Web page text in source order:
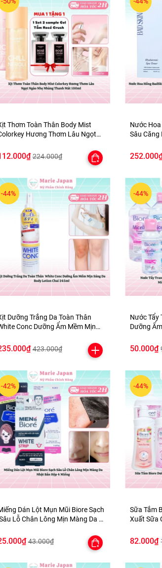
Thơm Toàn Thân Body Mist
Hương Thơm Lâu Ngọt
224.000₫
Nước
Sâu Căng
500ml
-44%
Dưỡng Trắng Da Toàn Thân
Conc Dưỡng Ẩm Mềm Mịn
423.000₫
-44%
Nước Tẩy
Dưỡng
50.000₫
-42%
Dán Lột Mụn Mũi Biore Sạch
Lỗ Chân Lông Mịn Màng Da N
43.000₫
-44%
Sữa Tắm
Xuất Sữa
82.000₫